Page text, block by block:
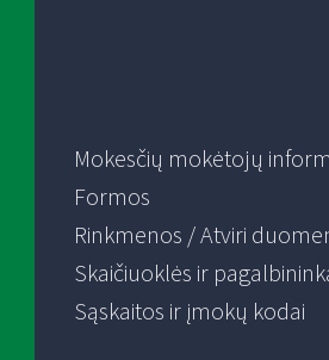
Mokesčių mokėtojų
Formos
Rinkmenos / Atviri
Skaičiuoklės ir
Sąskaitos ir įmokų kodai